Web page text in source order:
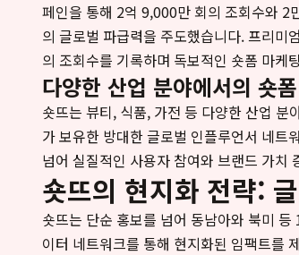
페인을 통해 2억 9,000만 회의 조회수와 2
의 글로벌 파급력을 주도했습니다. 프리
의 조회수를 기록하며 독보적인 숏폼 마케
다양한 산업 분야에서의 숏
숏뜨는 뷰티, 식품, 가전 등 다양한 산업
가 보유한 방대한 글로벌 인플루언서 네트
넘어 실질적인 사용자 참여와 브랜드 가치
숏뜨의 현지화 전략:
숏뜨는 단순 홍보를 넘어 동남아와 북미
이터 네트워크를 통해 현지화된 임팩트를